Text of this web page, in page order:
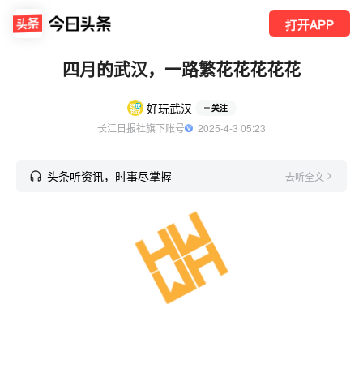
打开APP
四月的武汉，一路繁花花花花花
好玩武汉 关注
长江日报社旗下账号
  2025-4-3 05:23
头条听资讯，时事尽掌握 去听全文